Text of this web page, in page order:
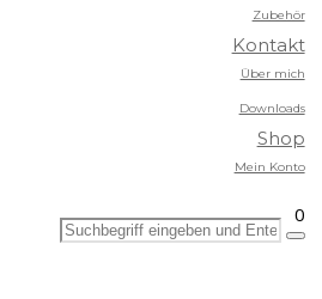
Zubehör
Kontakt
Über mich
Downloads
Shop
Mein Konto
0